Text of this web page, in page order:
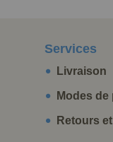
Services
Livraison
Modes de
Retours